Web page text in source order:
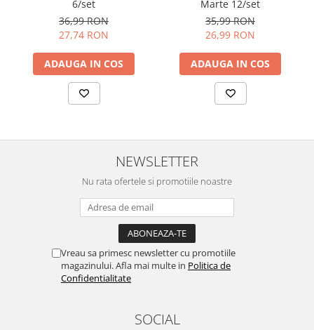
6/set
36,99 RON
27,74 RON
ADAUGA IN COS
Marte 12/set
35,99 RON
26,99 RON
ADAUGA IN COS
NEWSLETTER
Nu rata ofertele si promotiile noastre
Vreau sa primesc newsletter cu promotiile
magazinului. Afla mai multe in Politica de
Confidentialitate
SOCIAL